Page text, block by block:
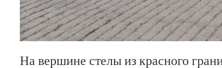
На вершине стелы из красного